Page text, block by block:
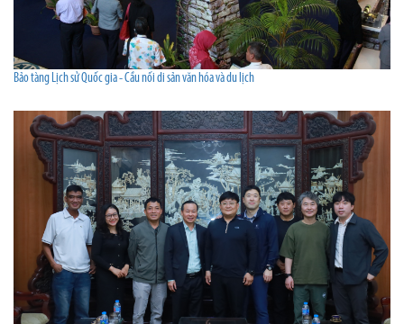
Bảo tàng Lịch sử Quốc gia - Cầu nối di sản văn hóa và du lịch